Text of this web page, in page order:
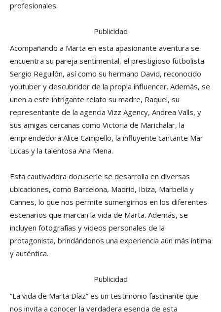
profesionales.
Publicidad
Acompañando a Marta en esta apasionante aventura se
encuentra su pareja sentimental, el prestigioso futbolista
Sergio Reguilón, así como su hermano David, reconocido
youtuber y descubridor de la propia influencer. Además, se
unen a este intrigante relato su madre, Raquel, su
representante de la agencia Vizz Agency, Andrea Valls, y
sus amigas cercanas como Victoria de Marichalar, la
emprendedora Alice Campello, la influyente cantante Mar
Lucas y la talentosa Ana Mena.
Esta cautivadora docuserie se desarrolla en diversas
ubicaciones, como Barcelona, Madrid, Ibiza, Marbella y
Cannes, lo que nos permite sumergirnos en los diferentes
escenarios que marcan la vida de Marta. Además, se
incluyen fotografías y videos personales de la
protagonista, brindándonos una experiencia aún más íntima
y auténtica.
Publicidad
“La vida de Marta Díaz” es un testimonio fascinante que
nos invita a conocer la verdadera esencia de esta